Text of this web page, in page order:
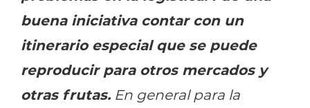
buena iniciativa contar con un
itinerario especial que se puede
reproducir para otros mercados y
otras frutas. En general para la